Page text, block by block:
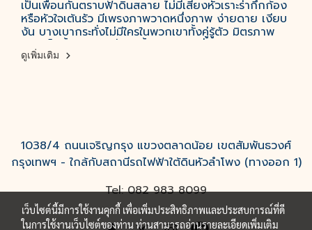
เป็นเพื่อนกันตราบฟ้าดินสลาย ไม่มีเสียงหัวเราะร่ากึกก้อง
หรือหัวใจเต้นรัว มีเพรงภาพวาดหนึ่งภาพ ง่ายดาย เงียบ
งัน บางเบากระทั่งไม่มีใครในพวกเขาทั้งคู่รู้ตัว มิตรภาพ
ของเด็กทั้งสองจึงเริ่มต้นขึ้น สู่อีกฟากฝั่ง
ดูเพิ่มเติม
1038/4 ถนนเจริญกรุง แขวงตลาดน้อย เขตสัมพันธวงศ์
กรุงเทพฯ - ใกล้กับสถานีรถไฟฟ้าใต้ดินหัวลำโพง (ทางออก 1)
Tel: 082 983 8099
เว็บไซต์นี้มีการใช้งานคุกกี้ เพื่อเพิ่มประสิทธิภาพและประสบการณ์ที่ดี
ในการใช้งานเว็บไซต์ของท่าน ท่านสามารถอ่านรายละเอียดเพิ่มเติม